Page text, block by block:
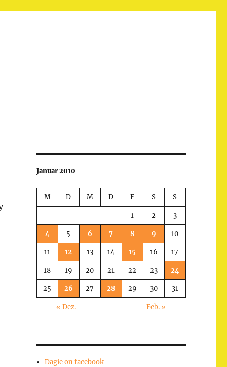
Januar 2010
M D M D F S S
1 2 3
4 5 6 7 8 9 10
11 12 13 14 15 16 17
18 19 20 21 22 23 24
25 26 27 28 29 30 31
« Dez. Feb. »
Dagie on facebook